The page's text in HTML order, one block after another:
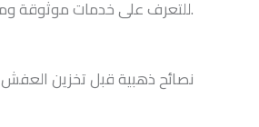
للتعرف على خدمات موثوقة ومجربة من قبل عملاء كثيرين في الرياض.
نصائح ذهبية قبل تخزين العفش